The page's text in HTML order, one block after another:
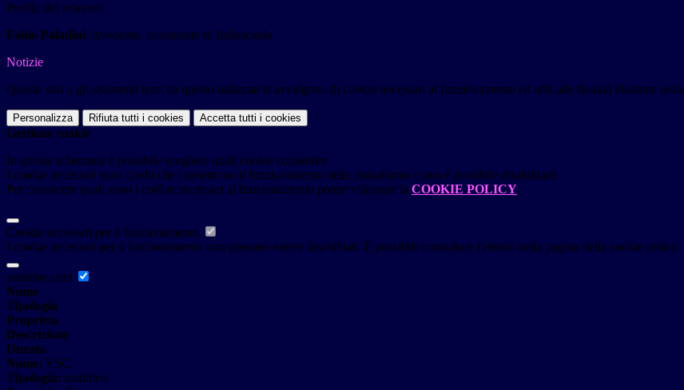
Profilo del relatore:
Fabio Paladini: Avvocato, consulente di Italiascuola
Notizie
Questo sito o gli strumenti terzi da questo utilizzati si avvalgono di cookie necessari al funzionamento ed utili alle finalità illustrate nella
Personalizza Rifiuta tutti i cookies Accetta tutti i cookies
Gestione cookie
In questa schermata è possibile scegliere quali cookie consentire.
I cookie necessari sono quelli che consentono il funzionamento della piattaforma e non è possibile disabilitarli.
Per conoscere quali sono i cookie necessari al funzionamento potete visionare la COOKIE POLICY.
Cookie necessari per il funzionamento
I cookie necessari per il funzionamento non possono essere disabilitati. È possibile consultare l'elenco nella pagina della cookie policy.
youtube.com
Nome
Tipologia
Proprieta
Descrizione
Durata
Nome: YSC
Tipologia: analitico